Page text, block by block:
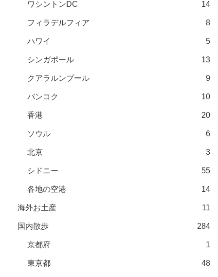
ワシントンDC 14
フィラデルフィア 8
ハワイ 5
シンガポール 13
クアラルンプール 9
バンコク 10
香港 20
ソウル 6
北京 3
シドニー 55
各地の空港 14
海外お土産 11
国内散歩 284
京都府 1
東京都 48